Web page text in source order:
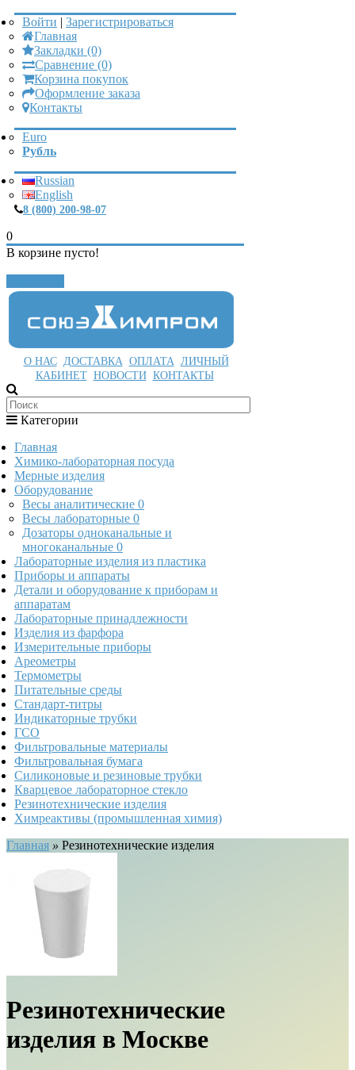
Войти | Зарегистрироваться
Главная
Закладки (0)
Сравнение (0)
Корзина покупок
Оформление заказа
Контакты
Euro
Рубль
Russian
English
8 (800) 200-98-07
0
В корзине пусто!
О НАС ДОСТАВКА ОПЛАТА ЛИЧНЫЙ
КАБИНЕТ НОВОСТИ КОНТАКТЫ
Категории
Главная
Химико-лабораторная посуда
Мерные изделия
Оборудование
Весы аналитические 0
Весы лабораторные 0
Дозаторы одноканальные и
многоканальные 0
Лабораторные изделия из пластика
Приборы и аппараты
Детали и оборудование к приборам и
аппаратам
Лабораторные принадлежности
Изделия из фарфора
Измерительные приборы
Ареометры
Термометры
Питательные среды
Стандарт-титры
Индикаторные трубки
ГСО
Фильтровальные материалы
Фильтровальная бумага
Силиконовые и резиновые трубки
Кварцевое лабораторное стекло
Резинотехнические изделия
Химреактивы (промышленная химия)
Главная » Резинотехнические изделия
Резинотехнические
изделия в Москве